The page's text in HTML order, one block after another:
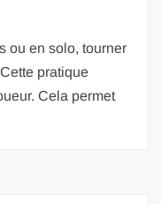
ou en solo, tourner
pratique
Cela permet